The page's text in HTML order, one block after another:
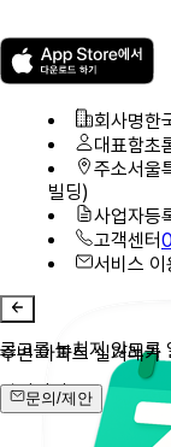
회사명한
대표함초
주소서울
빌딩)
사업자등
고객센터
서비스 이
공고를 놓치지 않도록
알림켜기
주변 아파트 실거래가
문의/제안